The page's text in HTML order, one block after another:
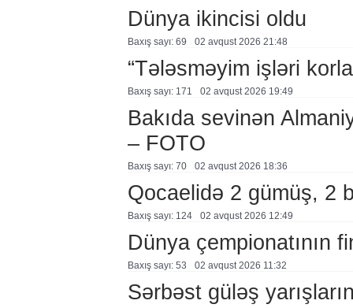
Dünya ikincisi oldu
Baxış sayı: 69 02 avqust 2026 21:48
“Tələsməyim işləri
Baxış sayı: 171 02 avqust 2026 19:49
Bakıda sevinən
– FOTO
Baxış sayı: 70 02 avqust 2026 18:36
Qocaelidə 2 gümüş, 2
Baxış sayı: 124 02 avqust 2026 12:49
Dünya çempionatının
Baxış sayı: 53 02 avqust 2026 11:32
Sərbəst güləş